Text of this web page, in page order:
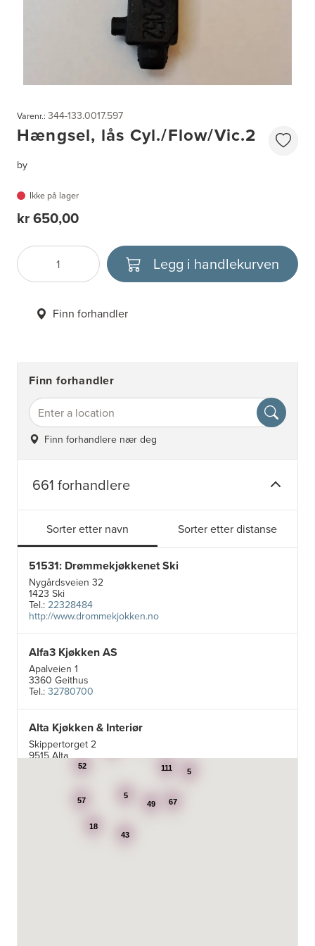
Varenr.: 344-133.0017.597
Hængsel, lås Cyl./Flow/Vic.2
by
Ikke på lager
kr 650,00
Antall
Velg enhet Legg i handlekurven
Finn forhandler
Finn forhandler
Finn forhandlere nær deg
661 forhandlere
Sorter etter navn Sorter etter distanse
51531: Drømmekjøkkenet Ski
Nygårdsveien 32
1423 Ski
Tel.:22328484
http://www.drommekjokken.no
Alfa3 Kjøkken AS
Apalveien 1
3360 Geithus
Tel.:32780700
Alta Kjøkken & Interiør
Skippertorget 2
9515 Alta
99007242
Aran Scandinavia AS
Stadsing. Dahls gt. 31A
7043 Trondheim
49
111
52
57 67
43
5
5
18